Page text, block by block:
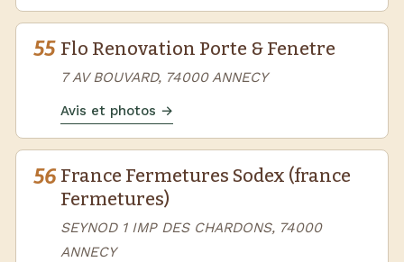
55 Flo Renovation Porte & Fenetre
7 AV BOUVARD, 74000 ANNECY
Avis et photos →
56 France Fermetures Sodex (france
Fermetures)
SEYNOD 1 IMP DES CHARDONS, 74000
ANNECY